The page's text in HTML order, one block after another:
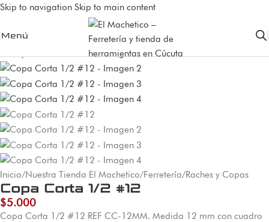
Skip to navigation Skip to main content
Menú
Inicio/Nuestra Tienda El Machetico/Ferretería/Raches y Copas
Copa Corta 1/2 #12
$5.000
Copa Corta 1/2 #12 REF CC-12MM. Medida 12 mm con cuadro